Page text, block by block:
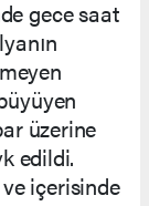
gece saat
üzerine
edildi.
içerisinde